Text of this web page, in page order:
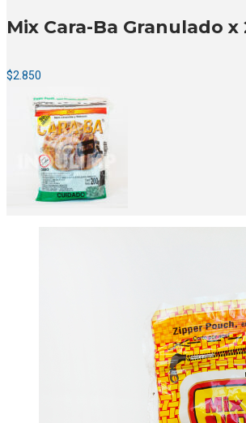
Mix Cara-Ba Granulado x
$2.850